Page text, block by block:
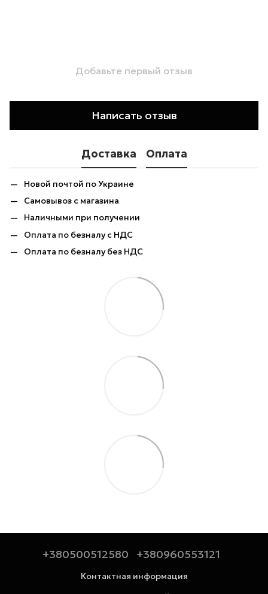
Добавьте первый отзыв
Написать отзыв
Доставка Оплата
Новой почтой по Украине
Самовывоз с магазина
Наличными при получении
Оплата по безналу с НДС
Оплата по безналу без НДС
+380500512580 +380960553121
Контактная информация